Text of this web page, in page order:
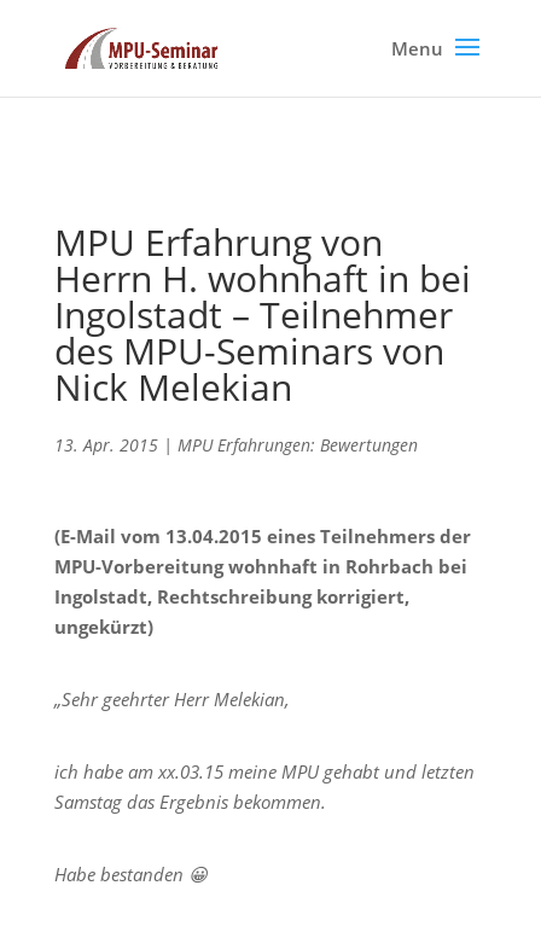
MPU Erfahrung von
Herrn H. wohnhaft in bei
Ingolstadt – Teilnehmer
des MPU-Seminars von
Nick Melekian
13. Apr. 2015| MPU Erfahrungen: Bewertungen
(E-Mail vom 13.04.2015 eines Teilnehmers der
MPU-Vorbereitung wohnhaft in Rohrbach bei
Ingolstadt, Rechtschreibung korrigiert,
ungekürzt)
„Sehr geehrter Herr Melekian,
ich habe am xx.03.15 meine MPU gehabt und letzten
Samstag das Ergebnis bekommen.
Habe bestanden 😀